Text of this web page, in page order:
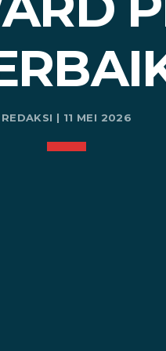
REDAKSI | 11 MEI 2026